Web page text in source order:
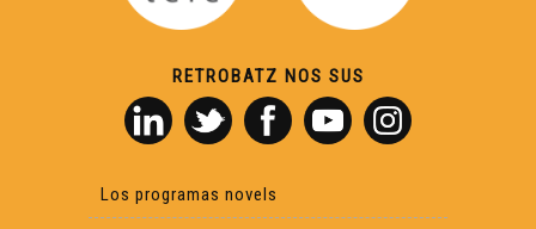
RETROBATZ NOS SUS
Los programas novels